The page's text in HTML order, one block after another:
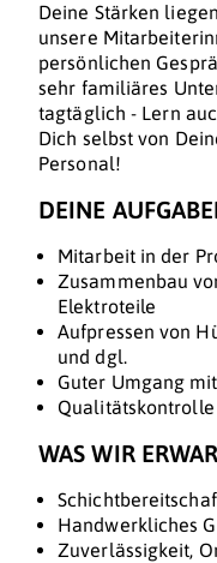
Deine Stärken
unsere
persönlichen
sehr familiäres
tagtäglich - Lern
Dich selbst von
Personal!
DEINE
Mitarbeit in der
Zusammenbau
Elektroteile
Aufpressen von
und dgl.
Guter Umgang
WAS WIR
Handwerkliches
Zuverlässigkeit,